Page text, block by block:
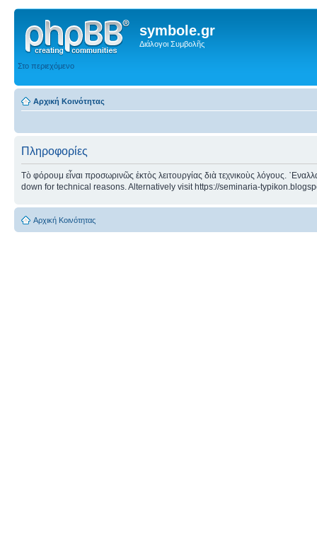
symbole.gr
Διάλογοι Συμβολῆς
Στο περιεχόμενο
Αρχική Κοινότητας
Πληροφορίες
Τὸ φόρουμ εἶναι προσωρινῶς ἐκτὸς λειτουργίας διὰ τεχνικοὺς λόγους.
down for technical reasons. Alternatively visit https://seminaria-
Αρχική Κοινότητας